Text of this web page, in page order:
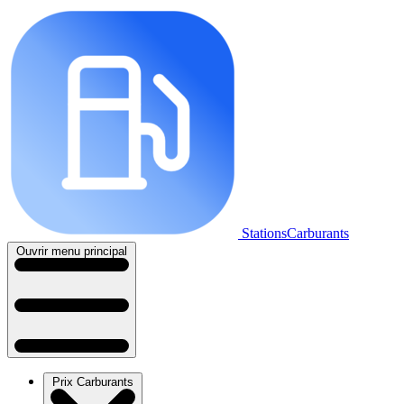
StationsCarburants
Ouvrir menu principal
Prix Carburants